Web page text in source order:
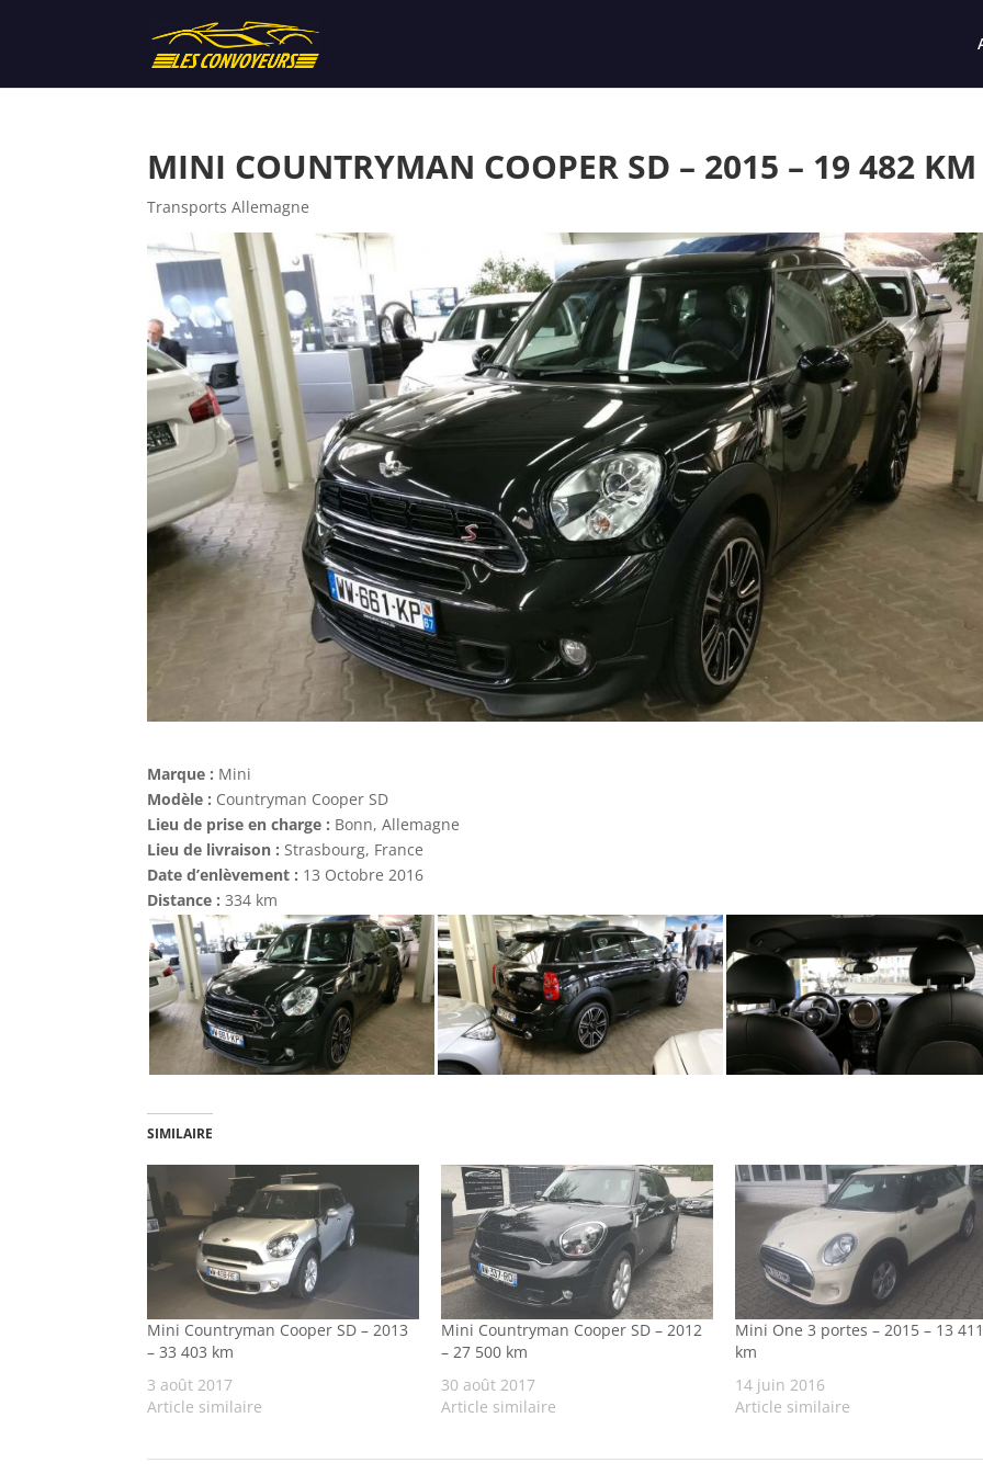
MINI COUNTRYMAN COOPER SD – 2015 – 19 482 KM
Transports Allemagne
Marque : Mini
Modèle : Countryman Cooper SD
Lieu de prise en charge : Bonn, Allemagne
Lieu de livraison : Strasbourg, France
Date d’enlèvement : 13 Octobre 2016
Distance : 334 km
SIMILAIRE
Mini Countryman Cooper SD – 2013
– 33 403 km
3 août 2017
Article similaire
Mini Countryman Cooper SD – 2012
– 27 500 km
30 août 2017
Article similaire
Mini One 3 portes – 2015 – 13
km
14 juin 2016
Article similaire